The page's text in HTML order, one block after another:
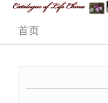
首页